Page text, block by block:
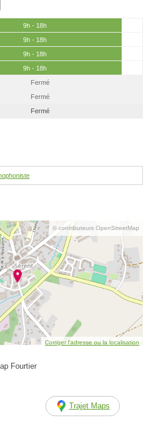
9h - 18h
9h - 18h
9h - 18h
9h - 18h
Fermé
Fermé
Fermé
© contributeurs OpenStreetMap
Corriger l’adresse ou la localisation
Fourtier
Trajet Maps